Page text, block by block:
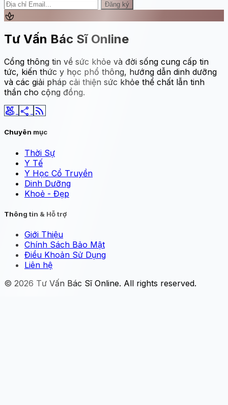
Đăng ký
spa
Tư Vấn Bác Sĩ Online
Cổng thông tin về sức khỏe và đời sống cung cấp tin
tức, kiến thức y học phổ thông, hướng dẫn dinh dưỡng
và các giải pháp cải thiện sức khỏe thể chất lẫn tinh
thần cho cộng đồng.
social_leaderboard share rss_feed
Chuyên mục
Thời Sự
Y Tế
Y Học Cổ Truyền
Dinh Dưỡng
Khoẻ - Đẹp
Thông tin & Hỗ trợ
Giới Thiệu
Chính Sách Bảo Mật
Điều Khoản Sử Dụng
Liên hệ
© 2026 Tư Vấn Bác Sĩ Online. All rights reserved.